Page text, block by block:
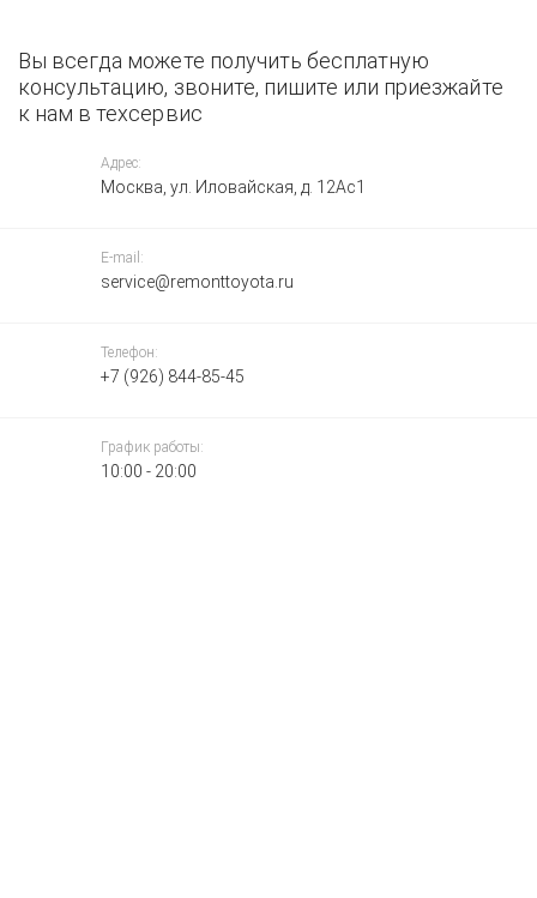
Вы всегда можете получить бесплатную
консультацию, звоните, пишите или приезжайте
к нам в техсервис
Адрес:
Москва, ул. Иловайская, д. 12Ас1
E-mail:
service@remonttoyota.ru
Телефон:
+7 (926) 844-85-45
График работы:
10:00 - 20:00